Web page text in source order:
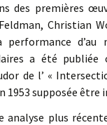
des premières
Christian
performance
a été publiée
de l’ «
1953 supposée être
analyse plus